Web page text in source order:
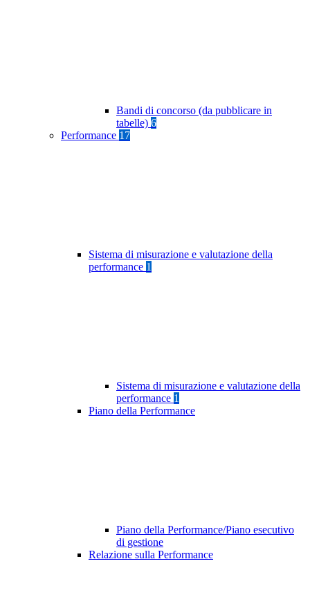
Bandi di concorso (da pubblicare in
tabelle) 6
Performance 17
Sistema di misurazione e valutazione della
performance 1
Sistema di misurazione e valutazione della
performance 1
Piano della Performance
Piano della Performance/Piano esecutivo
di gestione
Relazione sulla Performance